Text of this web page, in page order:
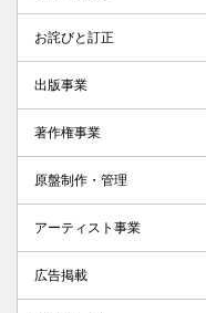
お詫びと訂正
出版事業
著作権事業
原盤制作・管理
アーティスト事業
広告掲載